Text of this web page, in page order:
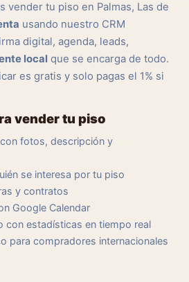
vender tu piso en Palmas, Las de
usando nuestro CRM
digital, agenda, leads,
local que se encarga de todo.
es gratis y solo pagas el 1% si
vender tu piso
fotos, descripción y
se interesa por tu piso
y contratos
Google Calendar
con estadísticas en tiempo real
para compradores internacionales